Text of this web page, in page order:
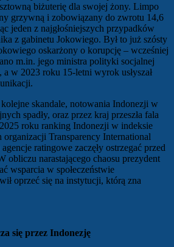
biżuterię dla swojej żony. Limpo
grzywną i zobowiązany do zwrotu 14,6
jeden z najgłośniejszych przypadków
z gabinetu Jokowiego. Był to już szósty
oskarżony o korupcję – wcześniej
m.in. jego ministra polityki socjalnej
a w 2023 roku 15-letni wyrok usłyszał
skandale, notowania Indonezji w
spadły, oraz przez kraj przeszła fala
roku ranking Indonezji w indeksie
Transparency International
ratingowe zaczęły ostrzegać przed
obliczu narastającego chaosu prezydent
wsparcia w społeczeństwie
oprzeć się na instytucji, którą zna
się przez Indonezję